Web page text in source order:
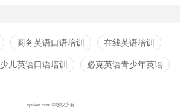
商务英语口语培训 在线英语培训
少儿英语口语培训 必克英语青少年英语
spiiker.com ©版权所有